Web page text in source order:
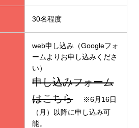
30名程度
web申し込み（Googleフォ
ームよりお申し込みくださ
い）
申し込みフォーム
はこちら
※6月16日
（月）以降に申し込み可
能。